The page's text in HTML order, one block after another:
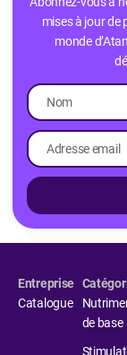
mises à jour de
monde
Entreprise
Catalogue
de base